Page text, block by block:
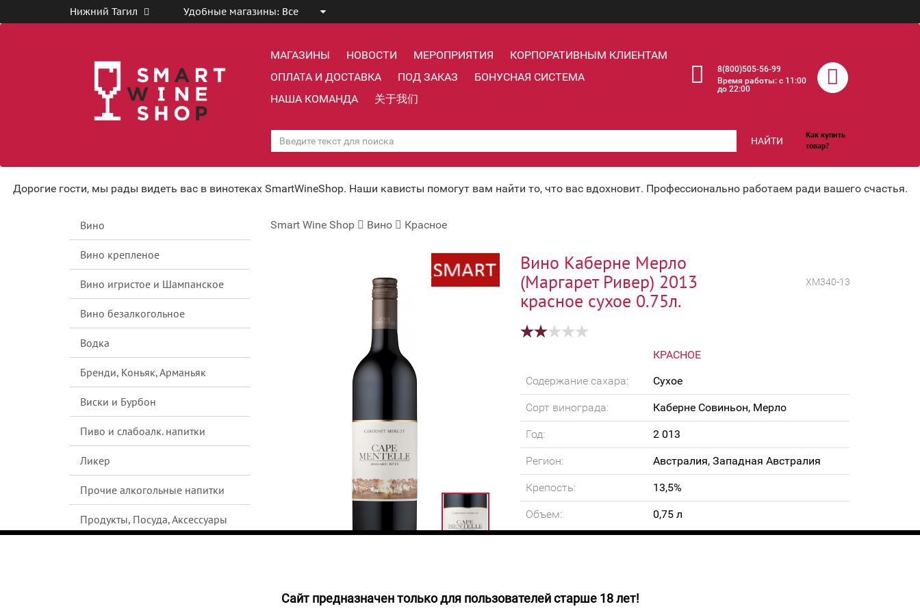
Нижний Тагил Удобные магазины: Все
МАГАЗИНЫ НОВОСТИ МЕРОПРИЯТИЯ
КОРПОРАТИВНЫМ КЛИЕНТАМ
ОПЛАТА И ДОСТАВКА
ПОД ЗАКАЗ
БОНУСНАЯ СИСТЕМА
НАША КОМАНДА
关于我们
8(800)505-56-99
Время работы: c 11:00
до 22:00
НАЙТИ
Как купить
товар?
Дорогие гости, мы рады видеть вас в винотеках SmartWineShop. Наши кависты помогут вам найти то, что вас вдохновит. Профессионально работаем ради вашего счастья.
Вино
Вино крепленое
Вино игристое и Шампанское
Вино безалкогольное
Водка
Бренди, Коньяк, Арманьяк
Виски и Бурбон
Пиво и слабоалк. напитки
Ликер
Прочие алкогольные напитки
Продукты, Посуда, Аксессуары
Smart Wine Shop Вино Красное
Вино Каберне Мерло
(Маргарет Ривер) 2013
красное сухое 0.75л.
ХМ340-13
КРАСНОЕ
Содержание сахара:
Сухое
Сорт винограда: Каберне Совиньон, Мерло
Год: 2 013
Регион: Австралия, Западная Австралия
Крепость: 13,5%
Объем: 0,75 л
НЕТ В НАЛИЧИИ
Cайт предназначен только для пользователей старше 18 лет!